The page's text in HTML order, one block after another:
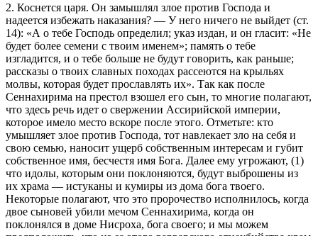
2. Коснется царя. Он замышлял злое против Господа и
надеется избежать наказания? — У него ничего не выйдет (ст.
14): «А о тебе Господь определил; указ издан, и он гласит: «Не
будет более семени с твоим именем»; память о тебе
изгладится, и о тебе больше не будут говорить, как раньше;
рассказы о твоих славных походах рассеются на крыльях
молвы, которая будет прославлять их». Так как после
Сеннахирима на престол взошел его сын, то многие полагают,
что здесь речь идет о свержении Ассирийской империи,
которое имело место вскоре после этого. Отметьте: кто
умышляет злое против Господа, тот навлекает зло на себя и
свою семью, наносит ущерб собственным интересам и губит
собственное имя, бесчестя имя Бога. Далее ему угрожают, (1)
что идолы, которым они поклоняются, будут выброшены из
их храма — истуканы и кумиры из дома бога твоего.
Некоторые полагают, что это пророчество исполнилось, когда
двое сыновей убили мечом Сеннахирима, когда он
поклонялся в доме Нисроха, бога своего; и мы можем